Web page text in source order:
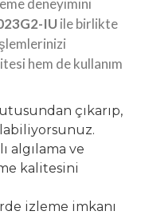
deneyimini
IUile birlikte
hem de kullanım
çıkarıp,
algılama ve
kalitesini
izleme imkanı